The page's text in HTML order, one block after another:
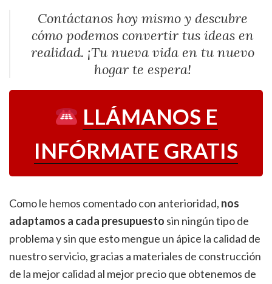
Contáctanos hoy mismo y descubre
cómo podemos convertir tus ideas en
realidad. ¡Tu nueva vida en tu nuevo
hogar te espera!
LLÁMANOS E
INFÓRMATE GRATIS
Como le hemos comentado con anterioridad, nos
adaptamos a cada presupuesto sin ningún tipo de
problema y sin que esto mengue un ápice la calidad de
nuestro servicio, gracias a materiales de construcción
de la mejor calidad al mejor precio que obtenemos de